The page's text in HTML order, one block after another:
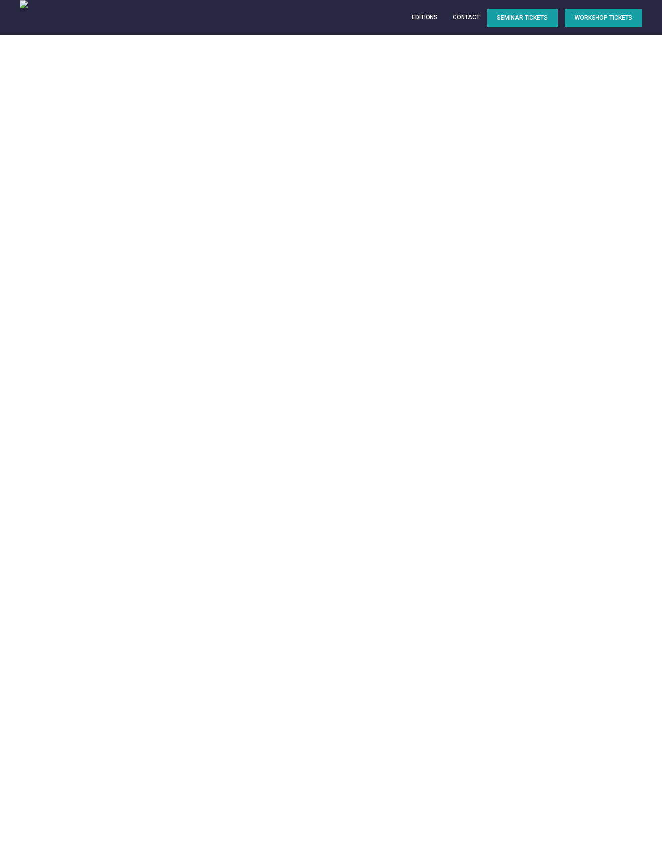
EDITIONS CONTACT SEMINAR TICKETS WORKSHOP TICKETS